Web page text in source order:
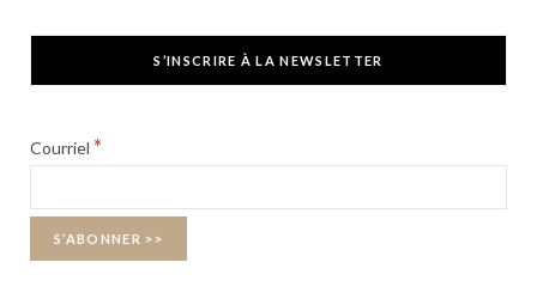
e w t
S’INSCRIRE À LA NEWSLETTER
Courriel *